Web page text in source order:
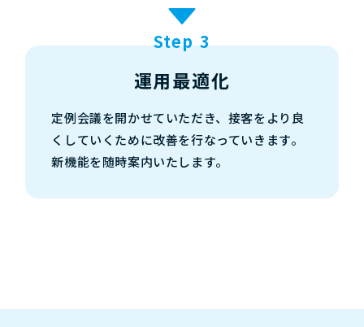
Step 3
運用最適化
定例会議を開かせていただき、接客をより良
くしていくために改善を行なっていきます。
新機能を随時案内いたします。